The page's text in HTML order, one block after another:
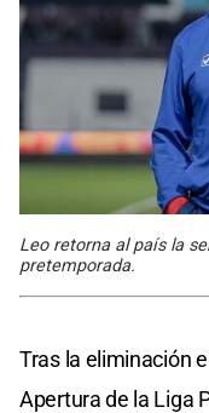
Leo retorna al país la
pretemporada.
Tras la eliminación
Apertura de la Liga